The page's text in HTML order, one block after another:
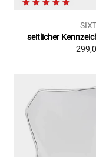
seitlicher